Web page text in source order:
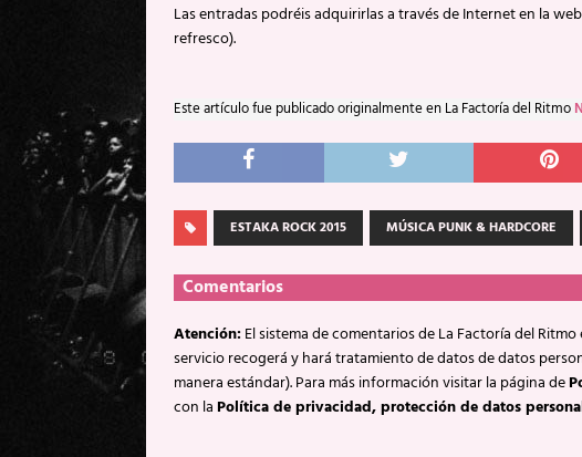
Las entradas podréis adquirirlas a través de Internet en la
refresco).
Este artículo fue publicado originalmente en La Factoría del Ritmo
ESTAKA ROCK 2015 MÚSICA PUNK & HARDCORE
Comentarios
Atención:El sistema de comentarios de La Factoría del
servicio recogerá y hará tratamiento de datos de datos
manera estándar). Para más información visitar la página de
con laPolítica de privacidad, protección de datos